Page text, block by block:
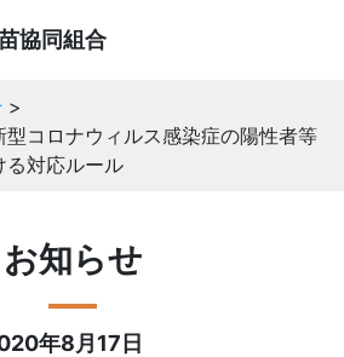
協同組合
型コロナウィルス感染症の陽性者等
る対応ルール
お知らせ
年8月17日